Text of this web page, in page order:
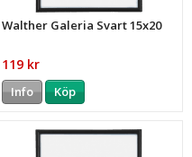
Walther Galeria Svart 15x20
119 kr
Info Köp